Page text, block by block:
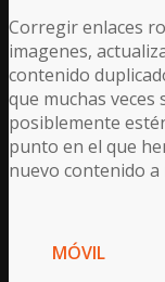
Corregir enlaces
imagenes,
contenido
que muchas veces
posiblemente
punto en el que
nuevo contenido
MÓVIL